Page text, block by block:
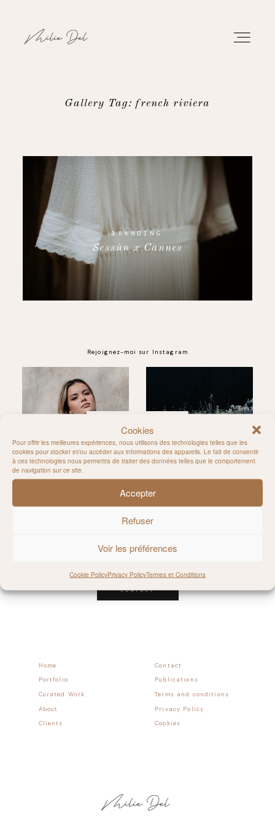
Cookies
Pour offrir les meilleures expériences, nous utilisons des technologies telles que les
cookies pour stocker et/ou accéder aux informations des appareils. Le fait de consentir
à ces technologies nous permettra de traiter des données telles que le comportement
de navigation sur ce site.
Accepter
Refuser
Voir les préférences
Cookie PolicyPrivacy PolicyTermes et Conditions
TRAVAUX
À PROPOS
CONTACT
Gallery Tag: french riviera
BRANDING
Sessùn x Cannes
Rejoignez-moi sur Instagram
Contact
Home
Publications
Portfolio
Terms and conditions
Curated Work
CONTACT
Privacy Policy
About
Cookies
Clients